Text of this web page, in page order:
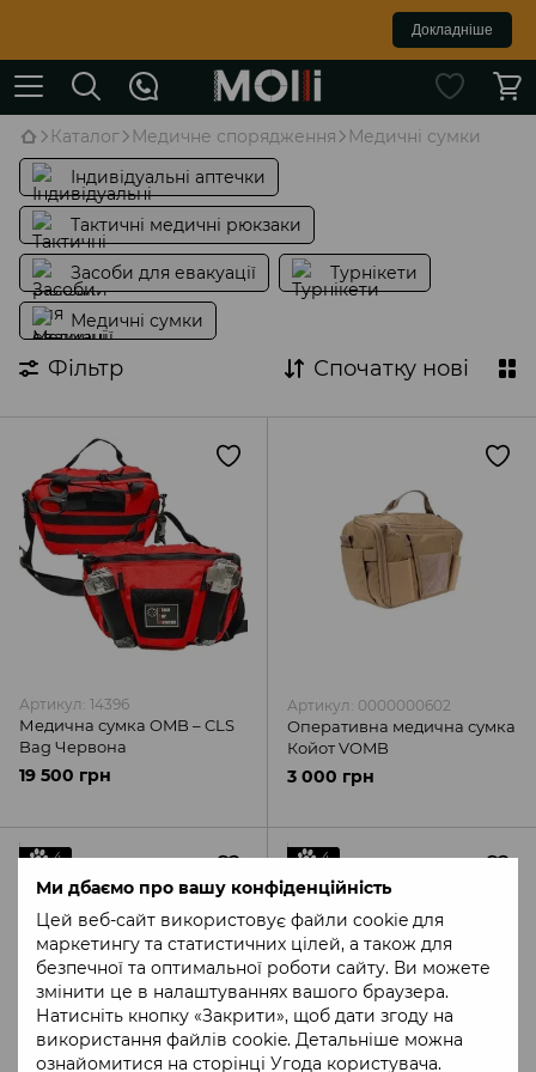
Ми дбаємо про вашу конфіденційність
Цей веб-сайт використовує файли cookie для
маркетингу та статистичних цілей, а також для
безпечної та оптимальної роботи сайту. Ви можете
змінити це в налаштуваннях вашого браузера.
Натисніть кнопку «Закрити», щоб дати згоду на
використання файлів cookie. Детальніше можна
ознайомитися на сторінці Угода користувача.
Докладніше
Каталог Медичне спорядження
Медичні сумки
Індивідуальні аптечки
Тактичні медичні рюкзаки
Засоби для евакуації Турнікети
Медичні сумки
Фільтр Спочатку нові
Артикул: 14396
Медична сумка OMB – CLS
Bag Червона
19 500 грн
Артикул: 0000000602
Оперативна медична сумка
Койот VOMB
3 000 грн
4 4